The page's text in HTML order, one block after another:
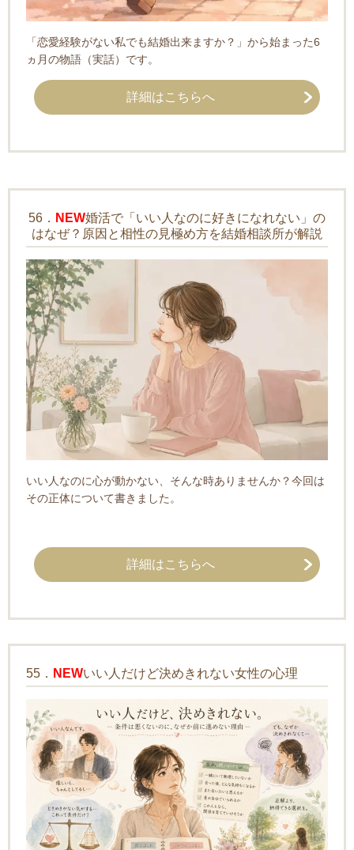
「恋愛経験がない私でも結婚出来ますか？」から始まった6
ヵ月の物語（実話）です。
詳細はこちらへ
56． NEW婚活で「いい人なのに好きになれない」の
はなぜ？原因と相性の見極め方を結婚相談所が解説
いい人なのに心が動かない、そんな時ありませんか？今回は
その正体について書きました。
詳細はこちらへ
55． NEWいい人だけど決めきれない女性の心理